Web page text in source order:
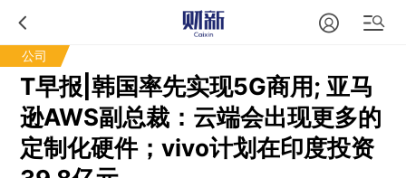
公司
T早报|韩国率先实现5G商用; 亚马
逊AWS副总裁：云端会出现更多的
定制化硬件；vivo计划在印度投资